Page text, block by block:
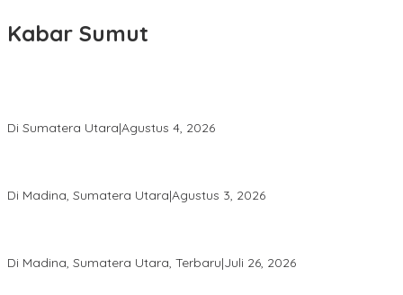
Kabar Sumut
Di Sumatera Utara|Agustus 4, 2026
Di Madina, Sumatera Utara|Agustus 3, 2026
Di Madina, Sumatera Utara, Terbaru|Juli 26, 2026